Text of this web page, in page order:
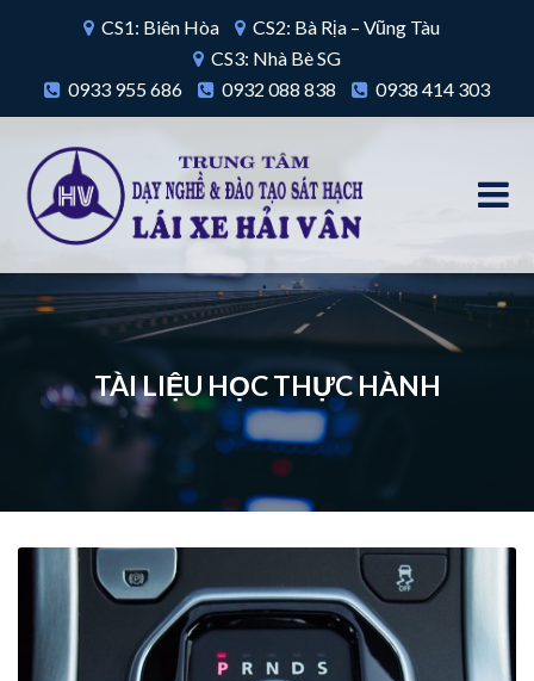
CS1: Biên Hòa
CS2: Bà Rịa – Vũng Tàu
CS3: Nhà Bè SG
0933 955 686
0932 088 838 0938 414 303
TÀI LIỆU HỌC THỰC HÀNH